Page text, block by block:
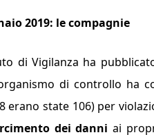
2019: le compagnie
di Vigilanza ha
di controllo ha
erano state 106) per
dei danni ai